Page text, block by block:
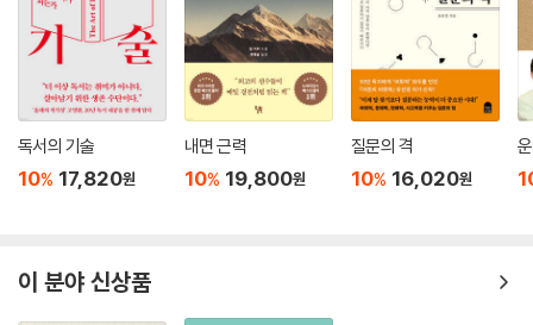
독서의 기술
10% 17,820원
내면 근력
10% 19,800원
질문의 격
10% 16,020원
이 분야 신상품